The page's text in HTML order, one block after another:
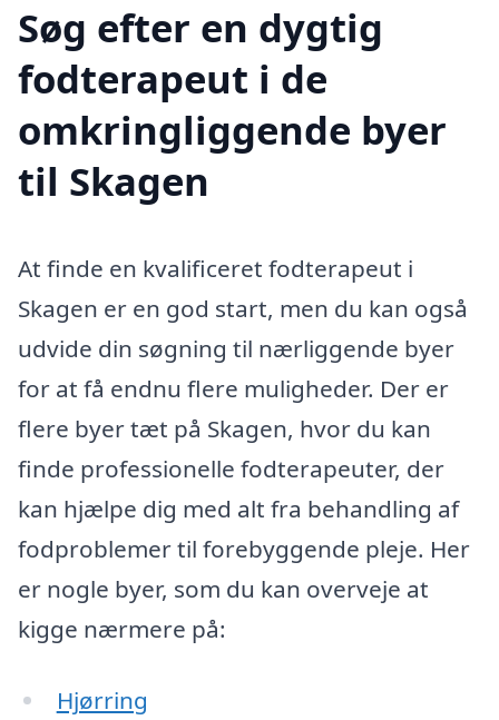
Søg efter en dygtig
fodterapeut i de
omkringliggende byer
til Skagen
At finde en kvalificeret fodterapeut i
Skagen er en god start, men du kan også
udvide din søgning til nærliggende byer
for at få endnu flere muligheder. Der er
flere byer tæt på Skagen, hvor du kan
finde professionelle fodterapeuter, der
kan hjælpe dig med alt fra behandling af
fodproblemer til forebyggende pleje. Her
er nogle byer, som du kan overveje at
kigge nærmere på:
Hjørring